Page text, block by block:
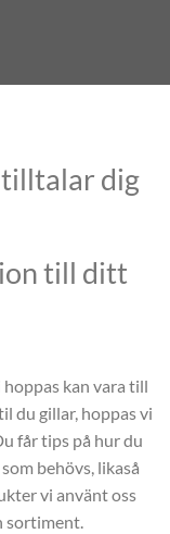
tilltalar dig
till ditt
kan vara till
du gillar, hoppas vi
får tips på hur du
behövs, likaså
vi använt oss
sortiment.